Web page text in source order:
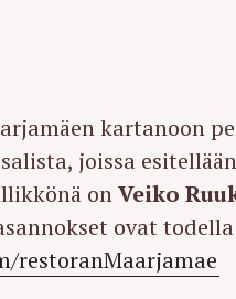
kartanoon
joissa
onVeiko
ovat
restoranMaarjamae